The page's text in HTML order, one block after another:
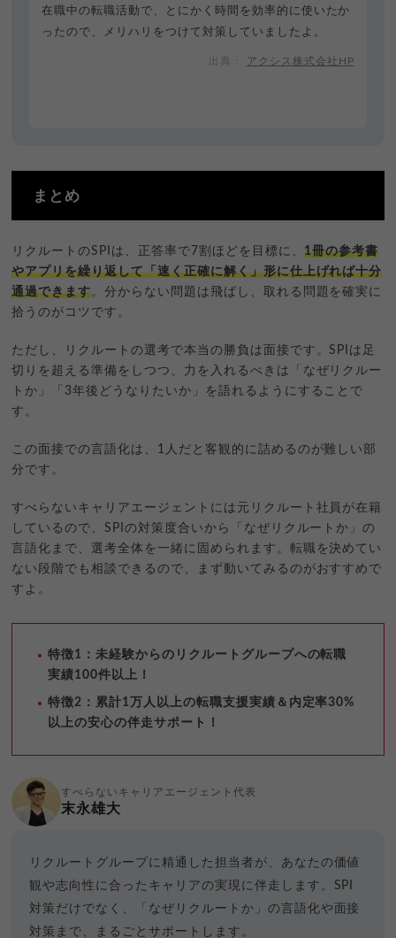
在職中の転職活動で、とにかく時間を効率的に使いたか
ったので、メリハリをつけて対策していましたよ。
アクシス株式会社HP
まとめ
リクルートのSPIは、正答率で7割ほどを目標に、1冊の参考書
やアプリを繰り返して「速く正確に解く」形に仕上げれば十分
通過できます。分からない問題は飛ばし、取れる問題を確実に
拾うのがコツです。
ただし、リクルートの選考で本当の勝負は面接です。SPIは足
切りを超える準備をしつつ、力を入れるべきは「なぜリクルー
トか」「3年後どうなりたいか」を語れるようにすることで
す。
この面接での言語化は、1人だと客観的に詰めるのが難しい部
分です。
すべらないキャリアエージェントには元リクルート社員が在籍
しているので、SPIの対策度合いから「なぜリクルートか」の
言語化まで、選考全体を一緒に固められます。転職を決めてい
ない段階でも相談できるので、まず動いてみるのがおすすめで
すよ。
特徴1：未経験からのリクルートグループへの転職
実績100件以上！
特徴2：累計1万人以上の転職支援実績＆内定率30%
以上の安心の伴走サポート！
すべらないキャリアエージェント代表
末永雄大
リクルートグループに精通した担当者が、あなたの価値
観や志向性に合ったキャリアの実現に伴走します。SPI
対策だけでなく、「なぜリクルートか」の言語化や面接
対策まで、まるごとサポートします。